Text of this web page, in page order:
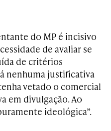
do MP é incisivo
de avaliar se
de critérios
nenhuma justificativa
vetado o comercial
em divulgação. Ao
ideológica”.